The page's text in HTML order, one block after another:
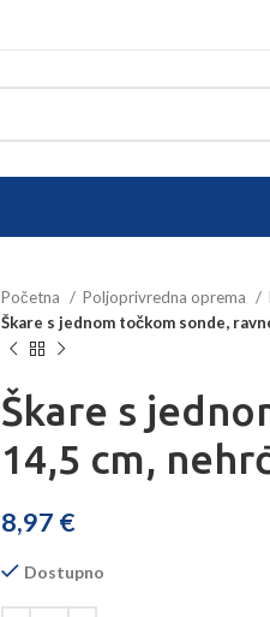
Početna Poljoprivredna oprema
Škare s jednom točkom sonde,
Škare s
14,5 cm,
8,97 €
Dostupno